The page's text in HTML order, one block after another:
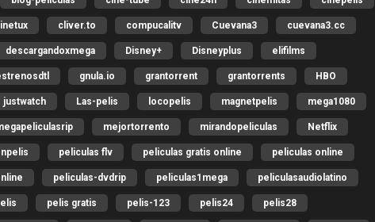
cliver.to compucalitv Cuevana3 cuevana3.cc
descargandoxmega Disney+ Disneyplus elifilms
gnula.io grantorrent grantorrents HBO
justwatch Las-pelis locopelis magnetpelis mega1080
mejortorrento mirandopeliculas Netflix
peliculas flv peliculas gratis online peliculas online
peliculas-dvdrip peliculas1mega peliculasaudiolatino
pelis gratis pelis-123 pelis24 pelis28